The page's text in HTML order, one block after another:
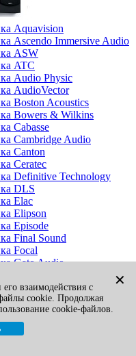
Aquavision
Ascendo Immersive Audio
ASW
ATC
Audio Physic
AudioVector
Boston Acoustics
Bowers & Wilkins
Cabasse
Cambridge Audio
Canton
Ceratec
Definitive Technology
DLS
Elac
Elipson
Episode
Final Sound
Focal
Gato Audio
Jamo
KEF
Klipsch
Legacy
M&K Sound
✕
взаимодействия с
cookie. Продолжая
cookie-файлов.